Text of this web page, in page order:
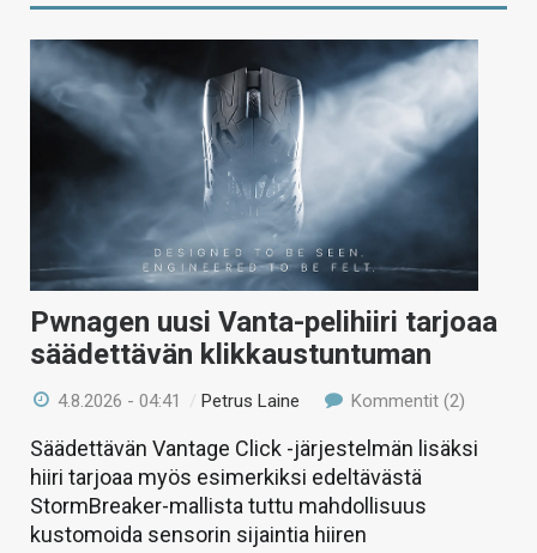
Pwnagen uusi Vanta-pelihiiri tarjoaa
säädettävän klikkaustuntuman
4.8.2026 - 04:41 /Petrus Laine Kommentit (2)
Säädettävän Vantage Click -järjestelmän lisäksi
hiiri tarjoaa myös esimerkiksi edeltävästä
StormBreaker-mallista tuttu mahdollisuus
kustomoida sensorin sijaintia hiiren